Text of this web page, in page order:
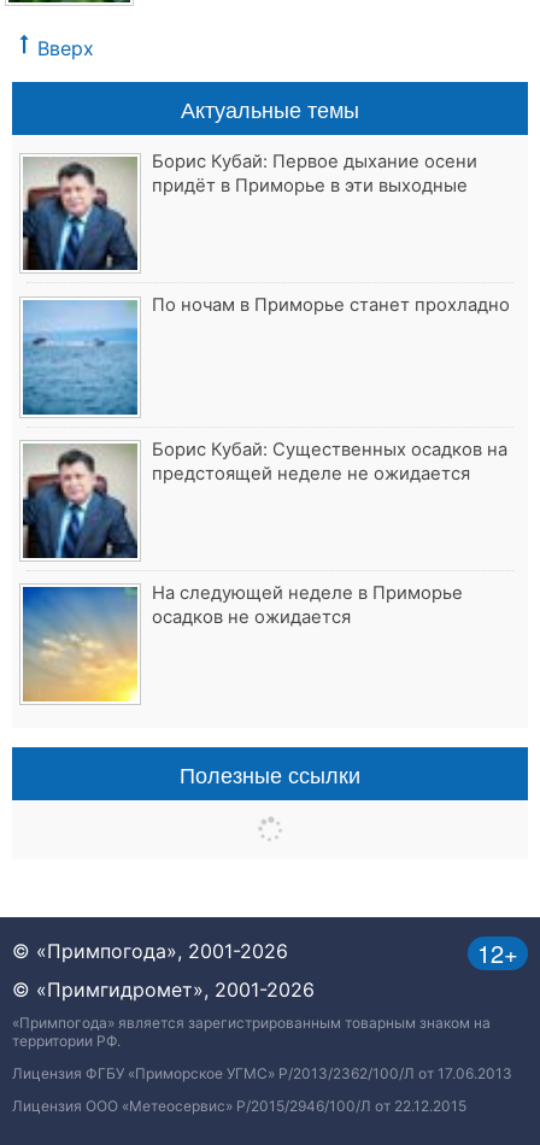
Вверх
Актуальные темы
Борис Кубай: Первое дыхание осени
придёт в Приморье в эти выходные
По ночам в Приморье станет прохладно
Борис Кубай: Существенных осадков на
предстоящей неделе не ожидается
На следующей неделе в Приморье
осадков не ожидается
Полезные ссылки
12+
© «Примпогода», 2001-2026
© «Примгидромет», 2001-2026
«Примпогода» является зарегистрированным товарным знаком на
территории РФ.
Лицензия ФГБУ «Приморское УГМС» Р/2013/2362/100/Л от 17.06.2013
Лицензия ООО «Метеосервис» Р/2015/2946/100/Л от 22.12.2015